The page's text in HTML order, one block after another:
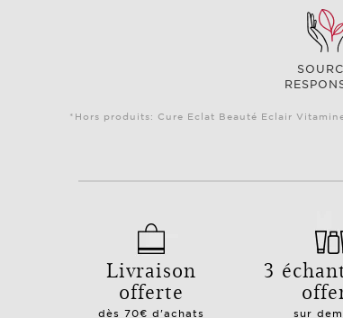
*Hors produits: Cure Eclat Beauté Eclair
Livraison
offerte
dès 70€ d'achats
3
sur